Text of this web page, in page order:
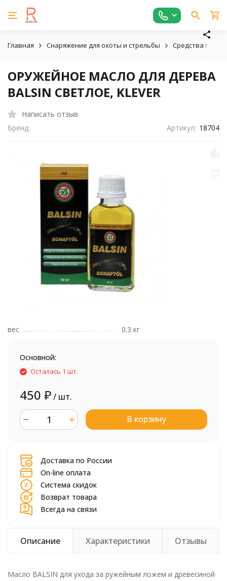
Главная Снаряжение для охоты и стрельбы Средства по
ОРУЖЕЙНОЕ МАСЛО ДЛЯ ДЕРЕВА
BALSIN СВЕТЛОЕ, KLEVER
Написать отзыв
Бренд:
Артикул: 18704
вес 0.3 кг
Основной:
Осталась 1 шт.
450 ₽/ шт.
В корзину
Доставка по России
On-line оплата
Система скидок
Возврат товара
Всегда на связи
Описание Характеристики Отзывы
Масло BALSIN для ухода за ружейным ложем и древесиной